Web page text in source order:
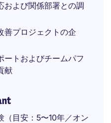
および関係部署との調
善プロジェクトの企
ートおよびチームパフ
献
（目安：5〜10年／オン